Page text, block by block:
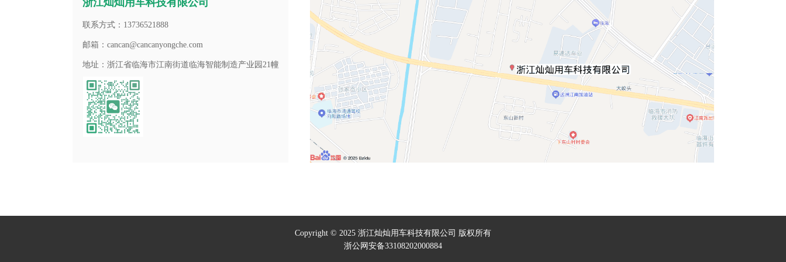
浙江灿灿用车科技有限公司
联系方式：13736521888
邮箱：cancan@cancanyongche.com
地址：浙江省临海市江南街道临海智能制造产业园21幢
Copyright © 2025 浙江灿灿用车科技有限公司 版权所有
浙公网安备33108202000884